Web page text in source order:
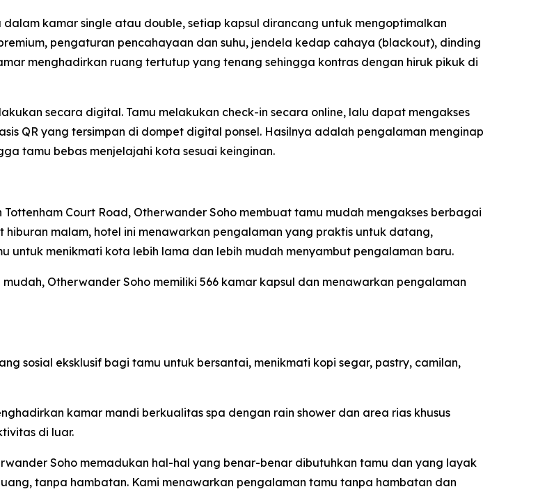
kamar single atau double, setiap kapsul dirancang untuk mengoptimalkan
pengaturan pencahayaan dan suhu, jendela kedap cahaya (blackout), dinding
menghadirkan ruang tertutup yang tenang sehingga kontras dengan hiruk pikuk di
secara digital. Tamu melakukan check-in secara online, lalu dapat mengakses
QR yang tersimpan di dompet digital ponsel. Hasilnya adalah pengalaman menginap
tamu bebas menjelajahi kota sesuai keinginan.
Court Road, Otherwander Soho membuat tamu mudah mengakses berbagai
malam, hotel ini menawarkan pengalaman yang praktis untuk datang,
untuk menikmati kota lebih lama dan lebih mudah menyambut pengalaman baru.
Otherwander Soho memiliki 566 kamar kapsul dan menawarkan pengalaman
sosial eksklusif bagi tamu untuk bersantai, menikmati kopi segar, pastry, camilan,
kamar mandi berkualitas spa dengan rain shower dan area rias khusus
di luar.
Soho memadukan hal-hal yang benar-benar dibutuhkan tamu dan yang layak
tanpa hambatan. Kami menawarkan pengalaman tamu tanpa hambatan dan